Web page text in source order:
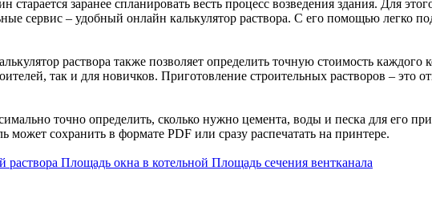
старается заранее спланировать весть процесс возведения здания. Для
сервис – удобный онлайн калькулятор раствора. С его помощью легко
раствора также позволяет определить точную стоимость каждого
так и для новичков. Приготовление строительных растворов – это
точно определить, сколько нужно цемента, воды и песка для его
сохранить в формате PDF или сразу распечатать на принтере.
раствора Площадь окна в котельной Площадь сечения вентканала